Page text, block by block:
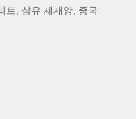
트, 샴유 제재앙, 중국